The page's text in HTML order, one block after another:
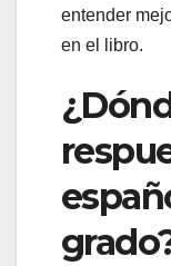
entender
en el libro.